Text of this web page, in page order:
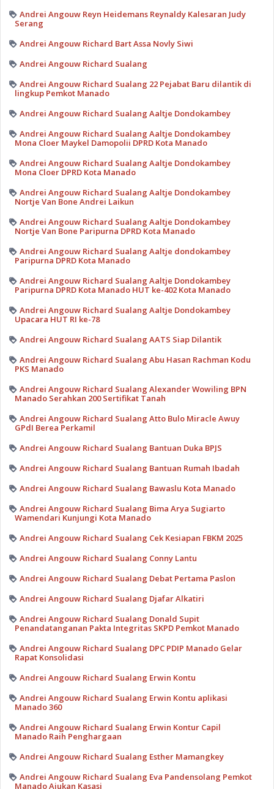
Andrei Angouw Reyn Heidemans Reynaldy Kalesaran Judy
Serang
Andrei Angouw Richard Bart Assa Novly Siwi
Andrei Angouw Richard Sualang
Andrei Angouw Richard Sualang 22 Pejabat Baru dilantik di
lingkup Pemkot Manado
Andrei Angouw Richard Sualang Aaltje Dondokambey
Andrei Angouw Richard Sualang Aaltje Dondokambey
Mona Cloer Maykel Damopolii DPRD Kota Manado
Andrei Angouw Richard Sualang Aaltje Dondokambey
Mona Cloer DPRD Kota Manado
Andrei Angouw Richard Sualang Aaltje Dondokambey
Nortje Van Bone Andrei Laikun
Andrei Angouw Richard Sualang Aaltje Dondokambey
Nortje Van Bone Paripurna DPRD Kota Manado
Andrei Angouw Richard Sualang Aaltje dondokambey
Paripurna DPRD Kota Manado
Andrei Angouw Richard Sualang Aaltje Dondokambey
Paripurna DPRD Kota Manado HUT ke-402 Kota Manado
Andrei Angouw Richard Sualang Aaltje Dondokambey
Upacara HUT RI ke-78
Andrei Angouw Richard Sualang AATS Siap Dilantik
Andrei Angouw Richard Sualang Abu Hasan Rachman Kodu
PKS Manado
Andrei Angouw Richard Sualang Alexander Wowiling BPN
Manado Serahkan 200 Sertifikat Tanah
Andrei Angouw Richard Sualang Atto Bulo Miracle Awuy
GPdI Berea Perkamil
Andrei Angouw Richard Sualang Bantuan Duka BPJS
Andrei Angouw Richard Sualang Bantuan Rumah Ibadah
Andrei Angouw Richard Sualang Bawaslu Kota Manado
Andrei Angouw Richard Sualang Bima Arya Sugiarto
Wamendari Kunjungi Kota Manado
Andrei Angouw Richard Sualang Cek Kesiapan FBKM 2025
Andrei Angouw Richard Sualang Conny Lantu
Andrei Angouw Richard Sualang Debat Pertama Paslon
Andrei Angouw Richard Sualang Djafar Alkatiri
Andrei Angouw Richard Sualang Donald Supit
Penandatanganan Pakta Integritas SKPD Pemkot Manado
Andrei Angouw Richard Sualang DPC PDIP Manado Gelar
Rapat Konsolidasi
Andrei Angouw Richard Sualang Erwin Kontu
Andrei Angouw Richard Sualang Erwin Kontu aplikasi
Manado 360
Andrei Angouw Richard Sualang Erwin Kontur Capil
Manado Raih Penghargaan
Andrei Angouw Richard Sualang Esther Mamangkey
Andrei Angouw Richard Sualang Eva Pandensolang Pemkot
Manado Ajukan Kasasi